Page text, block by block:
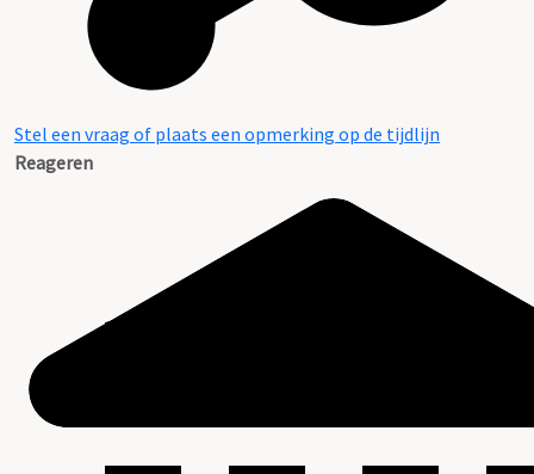
Stel een vraag of plaats een opmerking op de tijdlijn
Reageren